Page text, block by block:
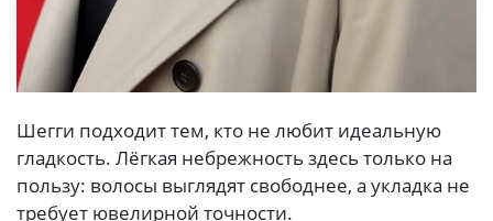
Шегги подходит тем, кто не любит идеальную
гладкость. Лёгкая небрежность здесь только на
пользу: волосы выглядят свободнее, а укладка не
требует ювелирной точности.